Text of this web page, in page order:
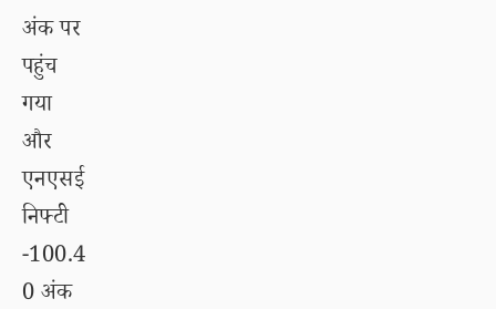
अंक पर
पहुंच
गया
और
एनएसई
निफ्टी
-100.4
0 अंक